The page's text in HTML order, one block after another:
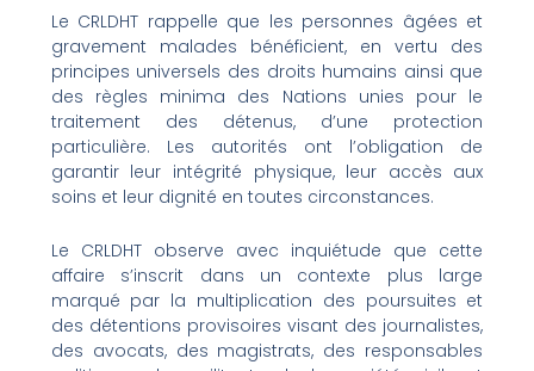
Le CRLDHT rappelle que les personnes âgées et
gravement malades bénéficient, en vertu des
principes universels des droits humains ainsi que
des règles minima des Nations unies pour le
traitement des détenus, d’une protection
particulière. Les autorités ont l’obligation de
garantir leur intégrité physique, leur accès aux
soins et leur dignité en toutes circonstances.
Le CRLDHT observe avec inquiétude que cette
affaire s’inscrit dans un contexte plus large
marqué par la multiplication des poursuites et
des détentions provisoires visant des journalistes,
des avocats, des magistrats, des responsables